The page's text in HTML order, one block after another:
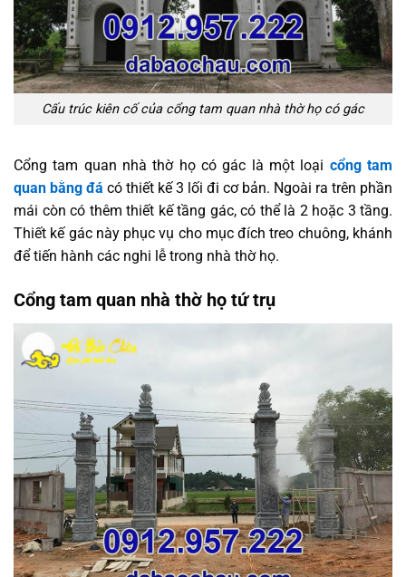
Cấu trúc kiên cố của cổng tam quan nhà thờ họ có gác
Cổng tam quan nhà thờ họ có gác là một loại cổng tam
quan bằng đá có thiết kế 3 lối đi cơ bản. Ngoài ra trên phần
mái còn có thêm thiết kế tầng gác, có thể là 2 hoặc 3 tầng.
Thiết kế gác này phục vụ cho mục đích treo chuông, khánh
để tiến hành các nghi lễ trong nhà thờ họ.
Cổng tam quan nhà thờ họ tứ trụ